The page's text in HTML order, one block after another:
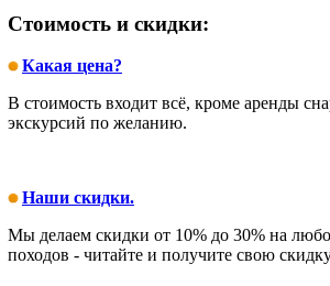
Стоимость и скидки:
Какая цена?
В стоимость входит всё, кроме аренды
экскурсий по желанию.
Наши скидки.
Мы делаем скидки от 10% до 30% на
походов - читайте и получите свою